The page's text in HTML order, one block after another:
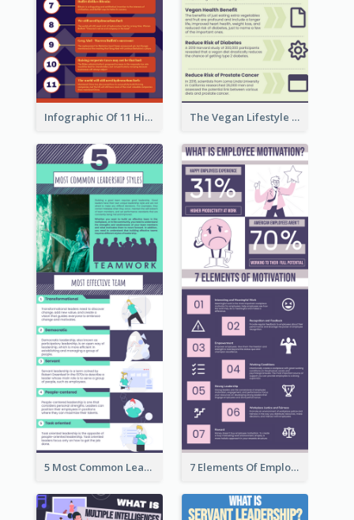
Infographic Of 11 Highlights From Berkshire Hathaway's Shareholder Meeting The Vegan Lifestyle Infographic
5 Most Common Leadership Styles Infographic 7 Elements Of Employee Motivation Infographic